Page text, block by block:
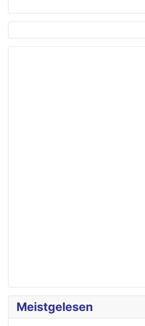
Meistgelesen